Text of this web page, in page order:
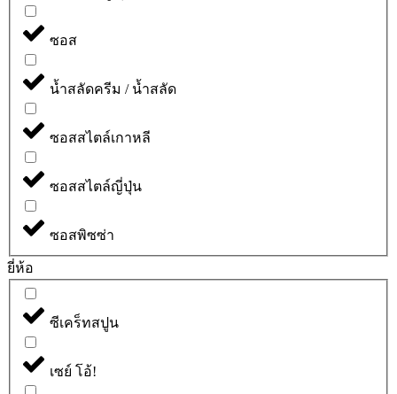
ซอส
น้ำสลัดครีม / น้ำสลัด
ซอสสไตล์เกาหลี
ซอสสไตล์ญี่ปุ่น
ซอสพิซซ่า
ยี่ห้อ
ซีเคร็ทสปูน
เซย์ โอ้!